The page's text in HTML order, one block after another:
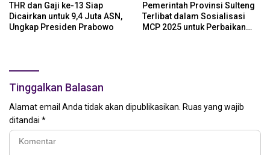
THR dan Gaji ke-13 Siap
Dicairkan untuk 9,4 Juta ASN,
Ungkap Presiden Prabowo
Pemerintah Provinsi Sulteng
Terlibat dalam Sosialisasi
MCP 2025 untuk Perbaikan
Tinggalkan Balasan
Alamat email Anda tidak akan dipublikasikan. Ruas yang wajib
ditandai *